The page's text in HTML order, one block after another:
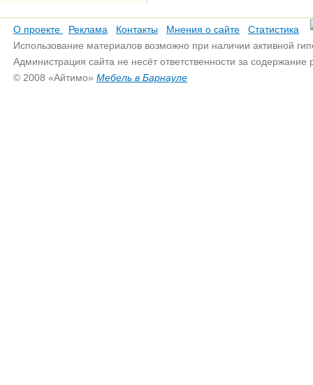
О проекте Реклама Контакты Мнения о сайте
Статистика
Использование материалов возможно при наличии активной
Администрация сайта не несёт ответственности за
© 2008 «Айтимо» Мебель в Барнауле